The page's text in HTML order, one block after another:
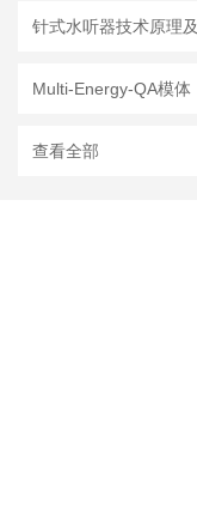
查看全部